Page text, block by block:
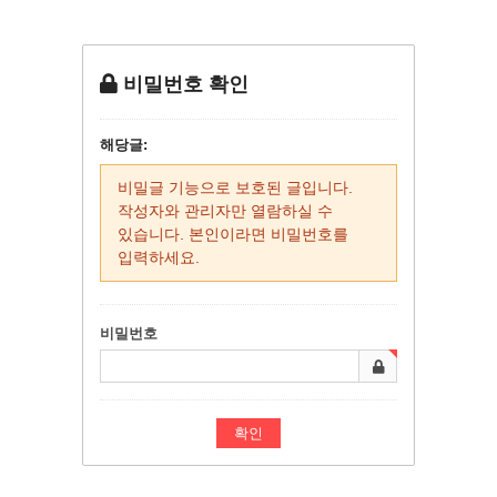
비밀번호 확인
해당글:
비밀글 기능으로 보호된 글입니다.
작성자와 관리자만 열람하실 수
있습니다. 본인이라면 비밀번호를
입력하세요.
비밀번호